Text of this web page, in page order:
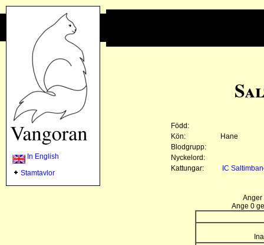
In English
Stamtavlor
Född:
Kön:
Hane
Blodgrupp:
Nyckelord:
Kattungar:
IC
Anger
Ange 0